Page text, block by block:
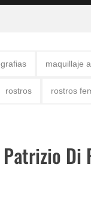
Biryulina Vita
Bellas del Mundo
maquillaje
rostros rostros
Di